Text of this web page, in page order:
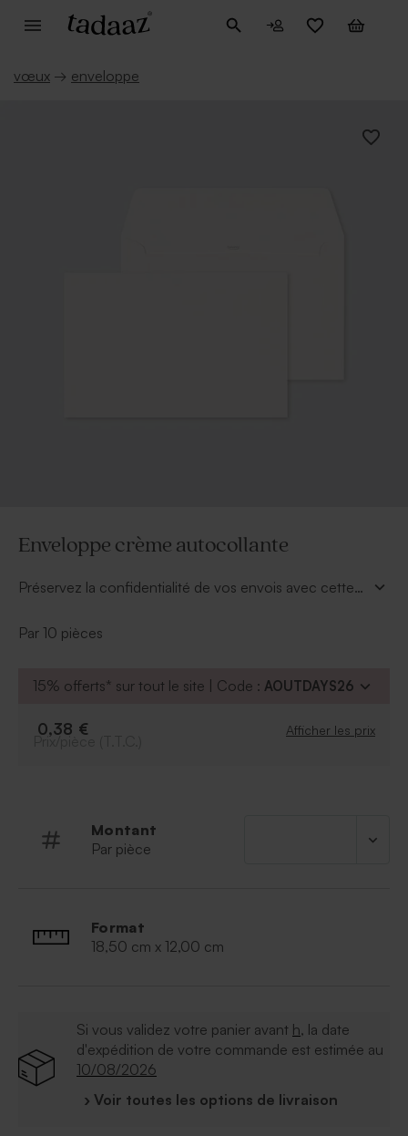
vœux → enveloppe
Enveloppe crème autocollante
Préservez la confidentialité de vos envois avec cette
Par 10 pièces
15% offerts* sur tout le site | Code : AOUTDAYS26
0,38 € Afficher les prix
Montant
Par pièce
Format
18,50 cm x 12,00 cm
Si vous validez votre panier avant h, la date
d'expédition de votre commande est estimée au
10/08/2026
› Voir toutes les options de livraison